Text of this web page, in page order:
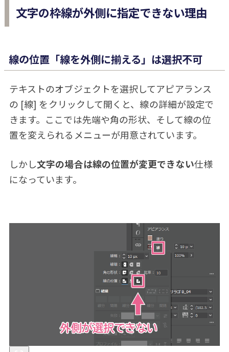
文字の枠線が外側に指定できない理由
線の位置「線を外側に揃える」は選択不可
テキストのオブジェクトを選択してアピアランス
の [線] をクリックして開くと、線の詳細が設定で
きます。ここでは先端や角の形状、そして線の位
置を変えられるメニューが用意されています。
しかし文字の場合は線の位置が変更できない仕様
になっています。